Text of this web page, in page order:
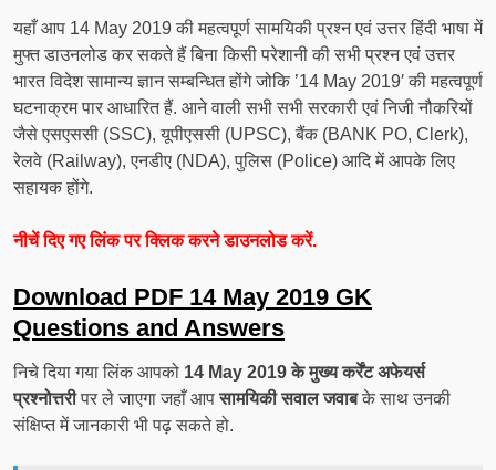
यहाँ आप 14 May 2019 की महत्वपूर्ण सामयिकी प्रश्न एवं उत्तर हिंदी भाषा में
मुफ्त डाउनलोड कर सकते हैं बिना किसी परेशानी की सभी प्रश्न एवं उत्तर
भारत विदेश सामान्य ज्ञान सम्बन्धित होंगे जोकि ’14 May 2019′ की महत्वपूर्ण
घटनाक्रम पार आधारित हैं. आने वाली सभी सभी सरकारी एवं निजी नौकरियों
जैसे एसएससी (SSC), यूपीएससी (UPSC), बैंक (BANK PO, Clerk),
रेलवे (Railway), एनडीए (NDA), पुलिस (Police) आदि में आपके लिए
सहायक होंगे.
नीचें दिए गए लिंक पर क्लिक करने डाउनलोड करें.
Download PDF 14 May 2019 GK
Questions and Answers
निचे दिया गया लिंक आपको 14 May 2019 के मुख्य कर्रेंट अफेयर्स
प्रश्नोत्तरीपर ले जाएगा जहाँ आपसामयिकी सवाल जवाबके साथ उनकी
संक्षिप्त में जानकारी भी पढ़ सकते हो.